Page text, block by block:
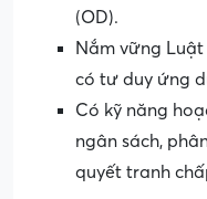
(OD).
Nắm vững Luật
có tư duy ứng
Có kỹ năng
ngân sách,
quyết tranh